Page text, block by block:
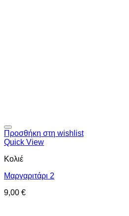
Προσθήκη στη wishlist
Quick View
Κολιέ
Μαργαριτάρι 2
9,00 €